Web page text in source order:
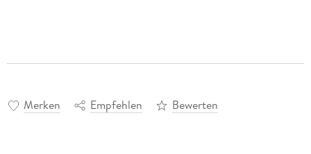
Merken Empfehlen Bewerten